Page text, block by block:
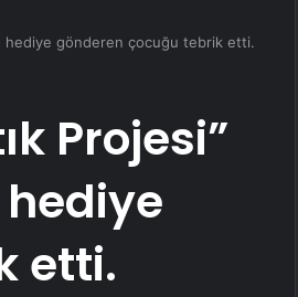
hediye gönderen çocuğu tebrik etti.
Projesi”
etti.